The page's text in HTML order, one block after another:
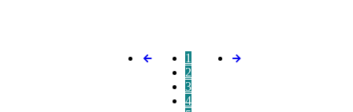
1
2
3
4